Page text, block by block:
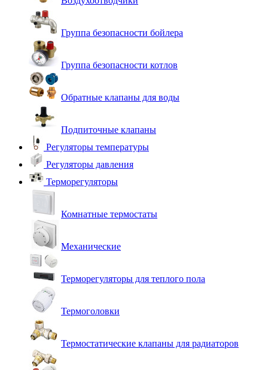
Группа безопасности бойлера
Группа безопасности котлов
Обратные клапаны для воды
Подпиточные клапаны
Регуляторы температуры
Регуляторы давления
Терморегуляторы
Комнатные термостаты
Механические
Терморегуляторы для теплого пола
Термоголовки
Термостатические клапаны для радиаторов